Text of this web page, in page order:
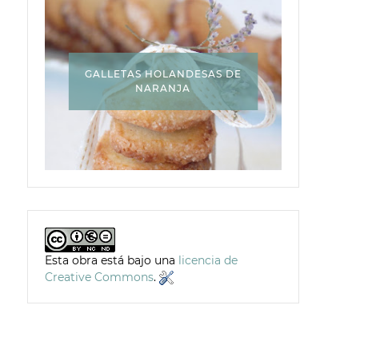
GALLETAS HOLANDESAS DE
NARANJA
Esta obra está bajo una licencia de
Creative Commons.